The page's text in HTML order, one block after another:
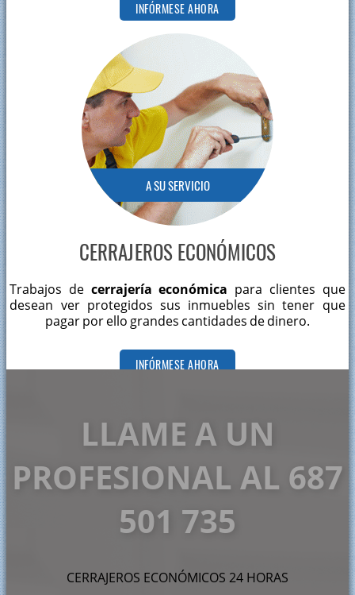
INFÓRMESE AHORA
A SU SERVICIO
CERRAJEROS ECONÓMICOS
Trabajos de cerrajería económica para clientes que
desean ver protegidos sus inmuebles sin tener que
pagar por ello grandes cantidades de dinero.
INFÓRMESE AHORA
LLAME A UN
PROFESIONAL AL 687
501 735
CERRAJEROS ECONÓMICOS 24 HORAS